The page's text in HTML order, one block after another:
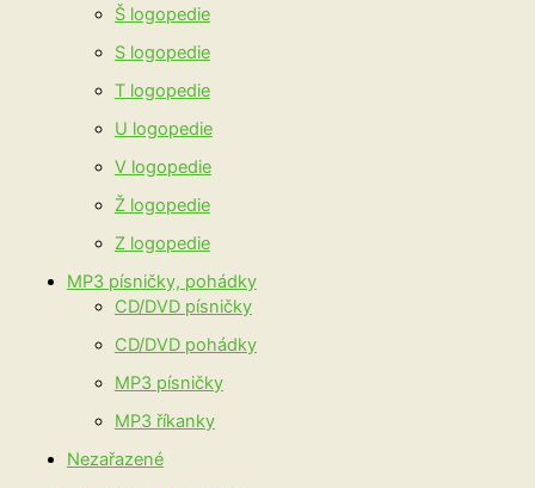
Š logopedie
S logopedie
T logopedie
U logopedie
V logopedie
Ž logopedie
Z logopedie
MP3 písničky, pohádky
CD/DVD písničky
CD/DVD pohádky
MP3 písničky
MP3 říkanky
Nezařazené